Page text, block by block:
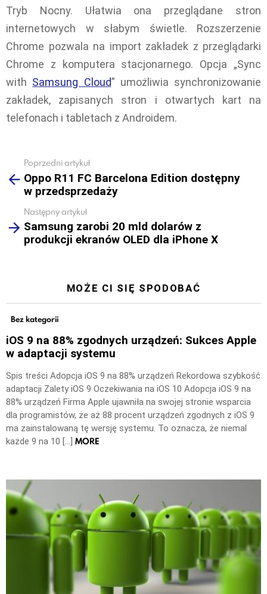
Tryb Nocny. Ułatwia ona przeglądane stron
internetowych w słabym świetle. Rozszerzenie
Chrome pozwala na import zakładek z przeglądarki
Chrome z komputera stacjonarnego. Opcja „Sync
with Samsung Cloud” umożliwia synchronizowanie
zakładek, zapisanych stron i otwartych kart na
telefonach i tabletach z Androidem.
more
Poprzedni artykuł
Oppo R11 FC Barcelona Edition dostępny
w przedsprzedaży
Następny artykuł
Samsung zarobi 20 mld dolarów z
produkcji ekranów OLED dla iPhone X
MOŻE CI SIĘ SPODOBAĆ
Bez kategorii
iOS 9 na 88% zgodnych urządzeń: Sukces Apple
w adaptacji systemu
Spis treści Adopcja iOS 9 na 88% urządzeń Rekordowa szybkość
adaptacji Zalety iOS 9 Oczekiwania na iOS 10 Adopcja iOS 9 na
88% urządzeń Firma Apple ujawniła na swojej stronie wsparcia
dla programistów, że aż 88 procent urządzeń zgodnych z iOS 9
ma zainstalowaną tę wersję systemu. To oznacza, że niemal
każde 9 na 10 […] MORE